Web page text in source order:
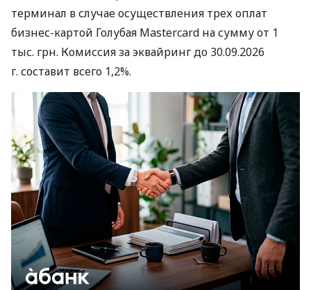
терминал в случае осуществления трех оплат
бизнес-картой Голубая Mastercard на сумму от 1
тыс. грн. Комиссия за эквайринг до 30.09.2026
г. составит всего 1,2%.